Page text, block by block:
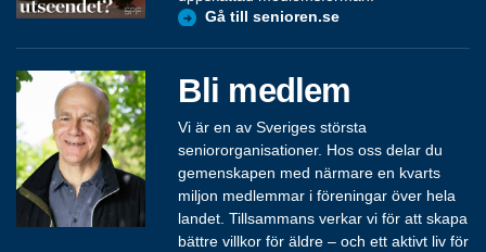
Gå till senioren.se
Bli medlem
Vi är en av Sveriges största
seniororganisationer. Hos oss delar du
gemenskapen med närmare en kvarts
miljon medlemmar i föreningar över hela
landet. Tillsammans verkar vi för att skapa
bättre villkor för äldre – och ett aktivt liv för